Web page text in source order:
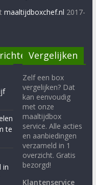
maaltijdboxchef.nl 2017-
te
in
Vergelijken
Zelf een box
vergelijken? Dat
kan eenvoudig
met onze
maaltijdbox
service. Alle acties
en aanbiedingen
verzameld in 1
overzicht. Gratis
bezorgd!
Klantenservice